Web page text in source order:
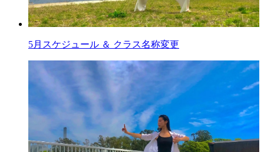
5月スケジュール ＆ クラス名称変更